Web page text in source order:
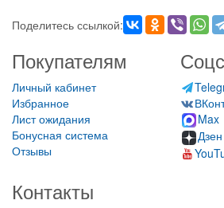
Поделитесь ссылкой:
Покупателям
Личный кабинет
Избранное
Лист ожидания
Бонусная система
Отзывы
Max
Дзен
Контакты